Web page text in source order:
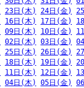
23日(木) 24日(金)
16日(木) 17日(金)
09日(木) 10日(金)
02日(木) 03日(金)
25日(木) 26日(金)
18日(木) 19日(金)
11日(木) 12日(金)
04日(木) 05日(金)